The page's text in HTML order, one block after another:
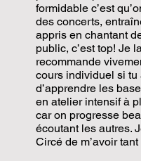
formidable c’est
des concerts,
appris en chantant
public, c’est top! Je
recommande
cours individuel si tu
d’apprendre les
en atelier intensif à
car on progresse
écoutant les autres.
Circé de m’avoir